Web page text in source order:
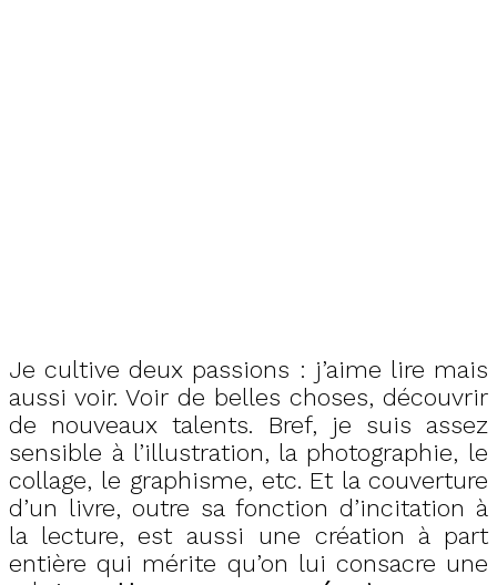
Je cultive deux passions : j’aime lire mais
aussi voir. Voir de belles choses, découvrir
de nouveaux talents. Bref, je suis assez
sensible à l’illustration, la photographie, le
collage, le graphisme, etc. Et la couverture
d’un livre, outre sa fonction d’incitation à
la lecture, est aussi une création à part
entière qui mérite qu’on lui consacre une